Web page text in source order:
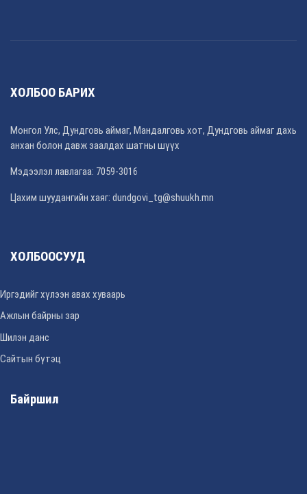
ХОЛБОО БАРИХ
Монгол Улс, Дундговь аймаг, Мандалговь хот, Дундговь аймаг дахь
анхан болон давж заалдах шатны шүүх
Мэдээлэл лавлагаа: 7059-3016
Цахим шуудангийн хаяг: dundgovi_tg@shuukh.mn
ХОЛБООСУУД
Иргэдийг хүлээн авах хуваарь
Ажлын байрны зар
Шилэн данс
Сайтын бүтэц
Байршил